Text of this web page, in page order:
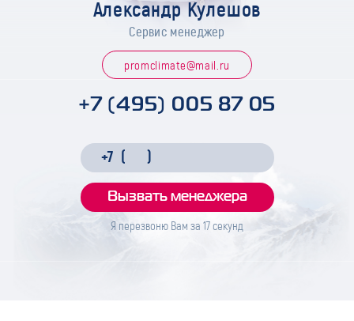
Александр Кулешов
Сервис менеджер
promclimate@mail.ru
+7 (495) 005 87 05
Я перезвоню Вам за 17секунд